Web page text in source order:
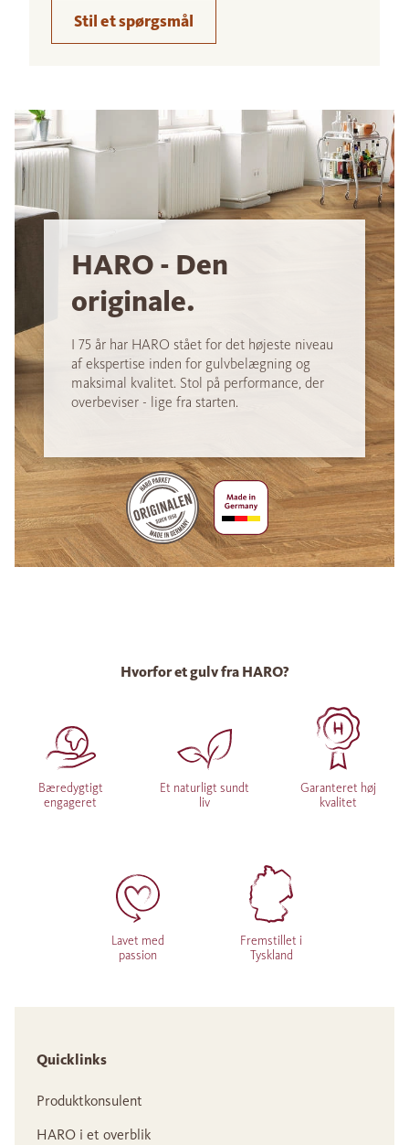
Stil et spørgsmål
HARO - Den
originale.
I 75 år har HARO stået for det højeste niveau
af ekspertise inden for gulvbelægning og
maksimal kvalitet. Stol på performance, der
overbeviser - lige fra starten.
Hvorfor et gulv fra HARO?
Bæredygtigt
engageret
Et naturligt sundt
liv
Garanteret høj
kvalitet
Lavet med
passion
Fremstillet i
Tyskland
Quicklinks
Produktkonsulent
HARO i et overblik